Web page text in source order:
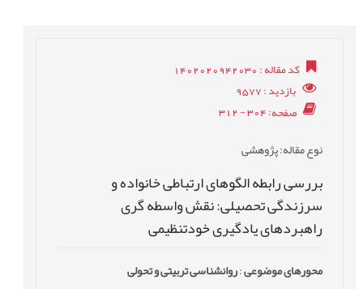
کد مقاله: 1402020942030
بازدید: 9577
صفحه: 304 - 312
نوع مقاله: پژوهشی
بررسی رابطه الگوهای ارتباطی خانواده و
سرزندگی تحصیلی: نقش واسطه گری
راهبردهای یادگیری خودتنظیمی
محورهای موضوعی:روانشناسی تربیتی و تحولی